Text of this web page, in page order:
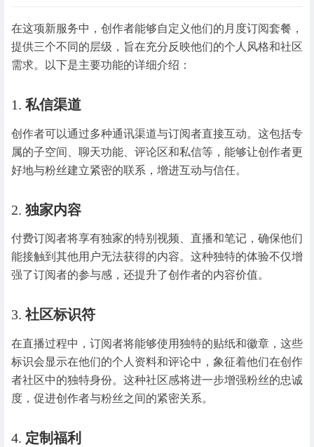
在这项新服务中，创作者能够自定义他们的月度订阅套餐，
提供三个不同的层级，旨在充分反映他们的个人风格和社区
需求。以下是主要功能的详细介绍：
1. 私信渠道
创作者可以通过多种通讯渠道与订阅者直接互动。这包括专
属的子空间、聊天功能、评论区和私信等，能够让创作者更
好地与粉丝建立紧密的联系，增进互动与信任。
2. 独家内容
付费订阅者将享有独家的特别视频、直播和笔记，确保他们
能接触到其他用户无法获得的内容。这种独特的体验不仅增
强了订阅者的参与感，还提升了创作者的内容价值。
3. 社区标识符
在直播过程中，订阅者将能够使用独特的贴纸和徽章，这些
标识会显示在他们的个人资料和评论中，象征着他们在创作
者社区中的独特身份。这种社区感将进一步增强粉丝的忠诚
度，促进创作者与粉丝之间的紧密关系。
4. 定制福利